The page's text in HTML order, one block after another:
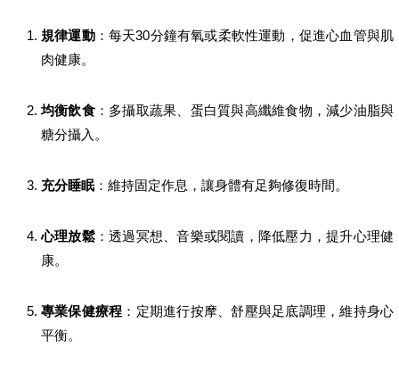
規律運動：每天30分鐘有氧或柔軟性運動，促進心血管與肌
肉健康。
均衡飲食：多攝取蔬果、蛋白質與高纖維食物，減少油脂與
糖分攝入。
充分睡眠：維持固定作息，讓身體有足夠修復時間。
心理放鬆：透過冥想、音樂或閱讀，降低壓力，提升心理健
康。
專業保健療程 ：定期進行按摩、舒壓與足底調理，維持身心
平衡。